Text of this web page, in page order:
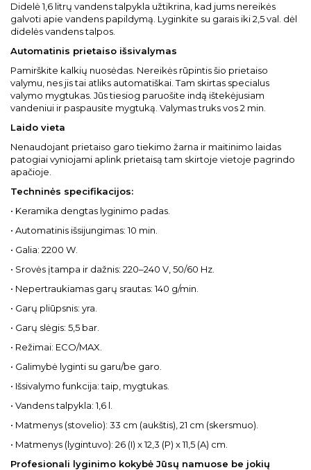
Didelė 1,6 litrų vandens talpykla užtikrina, kad jums nereikės
galvoti apie vandens papildymą. Lyginkite su garais iki 2,5 val. dėl
didelės vandens talpos.
Automatinis prietaiso išsivalymas
Pamirškite kalkių nuosėdas. Nereikės rūpintis šio prietaiso
valymu, nes jis tai atliks automatiškai. Tam skirtas specialus
valymo mygtukas. Jūs tiesiog paruošite indą ištekėjusiam
vandeniui ir paspausite mygtuką. Valymas truks vos 2 min.
Laido vieta
Nenaudojant prietaiso garo tiekimo žarna ir maitinimo laidas
patogiai vyniojami aplink prietaisą tam skirtoje vietoje pagrindo
apačioje.
Techninės specifikacijos:
• Keramika dengtas lyginimo padas.
• Automatinis išsijungimas: 10 min.
• Galia: 2200 W.
• Srovės įtampa ir dažnis: 220–240 V, 50/60 Hz.
• Nepertraukiamas garų srautas: 140 g/min.
• Garų pliūpsnis: yra.
• Garų slėgis: 5,5 bar.
• Režimai: ECO/MAX.
• Galimybė lyginti su garu/be garo.
• Išsivalymo funkcija: taip, mygtukas.
• Vandens talpykla: 1,6 l.
• Matmenys (stovelio): 33 cm (aukštis), 21 cm (skersmuo).
• Matmenys (lygintuvo): 26 (I) x 12,3 (P) x 11,5 (A) cm.
Profesionali lyginimo kokybė Jūsų namuose be jokių